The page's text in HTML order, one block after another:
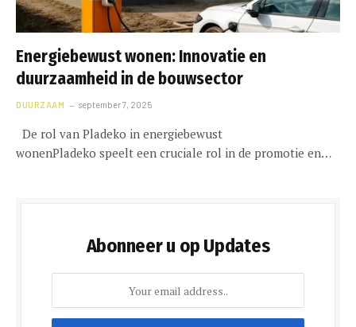
Energiebewust wonen: Innovatie en
duurzaamheid in de bouwsector
DUURZAAM september 7, 2025
De rol van Pladeko in energiebewust
wonenPladeko speelt een cruciale rol in de promotie en…
Abonneer u op Updates